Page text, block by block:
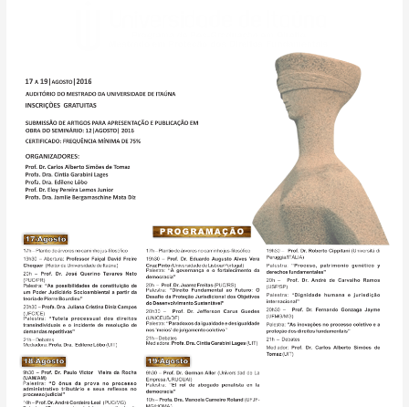
“DIREITOS
FUNDAMENTAIS,
JURISDIÇÃO
PROCESSO
COLETIVO”